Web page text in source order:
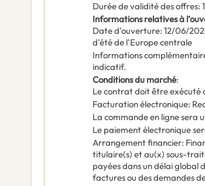
Durée de validité des offres:
Informations relatives à
Date d'ouverture: 12/06/
d'été de l'Europe centrale
Informations
indicatif.
Conditions du marché:
Le contrat doit être exécuté
Facturation électronique:
La commande en ligne sera
Le paiement électronique
Arrangement financier:
titulaire(s) et au(x) sous-
payées dans un délai global
factures ou des demandes